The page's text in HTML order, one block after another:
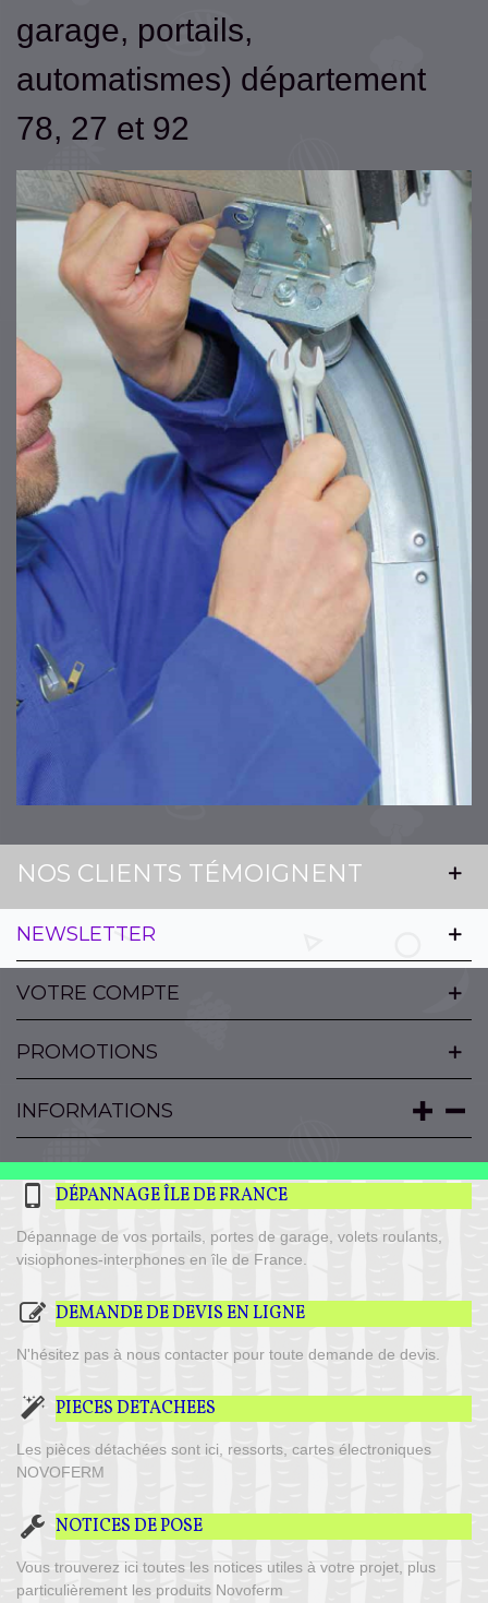
garage, portails,
automatismes) département
78, 27 et 92
NOS CLIENTS TÉMOIGNENT
NEWSLETTER
VOTRE COMPTE
PROMOTIONS
INFORMATIONS
DÉPANNAGE ÎLE DE FRANCE
Dépannage de vos portails, portes de garage, volets roulants,
visiophones-interphones en île de France.
DEMANDE DE DEVIS EN LIGNE
N'hésitez pas à nous contacter pour toute demande de devis.
PIECES DETACHEES
Les pièces détachées sont ici, ressorts, cartes électroniques
NOVOFERM
NOTICES DE POSE
Vous trouverez ici toutes les notices utiles à votre projet, plus
particulièrement les produits Novoferm